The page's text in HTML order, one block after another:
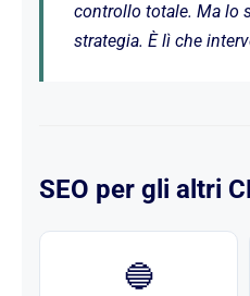
controllo totale. Ma lo
strategia. È lì che
SEO per gli altri
🔵